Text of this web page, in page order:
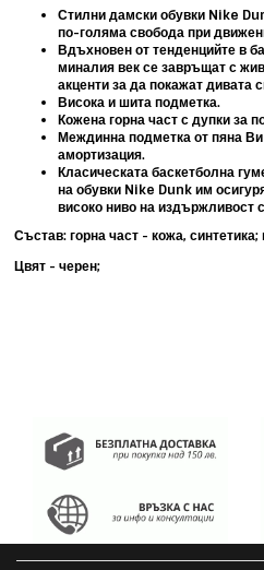
Стилни дамски обувки Nike
по-голяма свобода при
Вдъхновен от тенденцийте в
миналия век се завръщат с
акценти за да покажат дивата
Висока и шита подметка.
Кожена горна част с дупки за
Междинна подметка от пяна
амортизация.
Класическата баскетболна
на обувки Nike Dunk им
високо ниво на издържливост
Състав: горна част - кожа,
Цвят - черен;